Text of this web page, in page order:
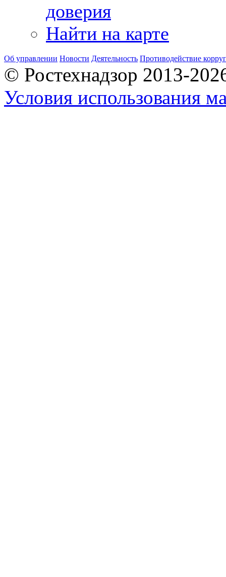
доверия
Найти на карте
Об управлении Новости Деятельность Противодействие
© Ростехнадзор 2013-
Условия использования